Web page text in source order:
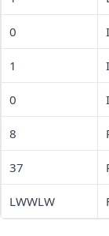
0
1
0
8
37
LWWLW